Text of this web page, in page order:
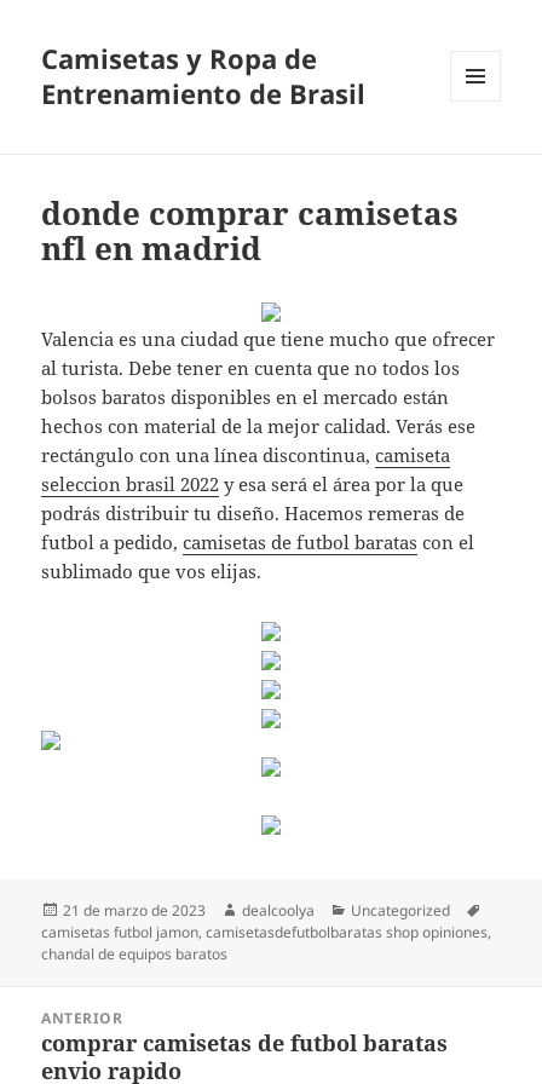
Camisetas y Ropa de
Entrenamiento de Brasil
donde comprar camisetas
nfl en madrid
Valencia es una ciudad que tiene mucho que ofrecer
al turista. Debe tener en cuenta que no todos los
bolsos baratos disponibles en el mercado están
hechos con material de la mejor calidad. Verás ese
rectángulo con una línea discontinua,camiseta
seleccion brasil 2022 y esa será el área por la que
podrás distribuir tu diseño. Hacemos remeras de
futbol a pedido,camisetas de futbol baratas con el
sublimado que vos elijas.
Publicado
el
21 de marzo de 2023 Autor
dealcoolya Categorías
Uncategorized
camisetas futbol jamon,camisetasdefutbolbaratas shop opiniones,
chandal de equipos baratos
entradas
ANTERIOR
Entrada
anterior:
comprar camisetas de futbol baratas
envio rapido